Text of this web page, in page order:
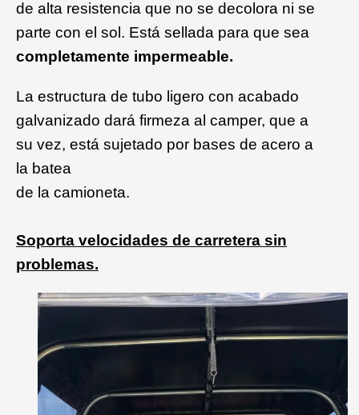
de alta resistencia que no se decolora ni se
parte con el sol. Está sellada para que sea
completamente impermeable.
La estructura de tubo ligero con acabado
galvanizado dará firmeza al camper, que a
su vez, está sujetado por bases de acero a
la batea
de la camioneta.
Soporta velocidades de carretera sin
problemas.